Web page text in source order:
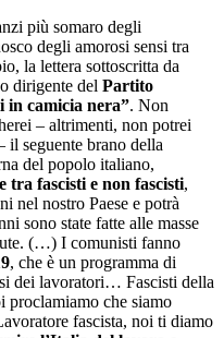
più somaro degli
degli amorosi sensi tra
la lettera sottoscritta da
dirigente del Partito
in camicia nera”. Non
– altrimenti, non potrei
il seguente brano della
del popolo italiano,
tra fascisti e non fascisti,
nel nostro Paese e potrà
sono state fatte alle masse
(…) I comunisti fanno
, che è un programma di
dei lavoratori… Fascisti della
che siamo
fascista, noi ti diamo